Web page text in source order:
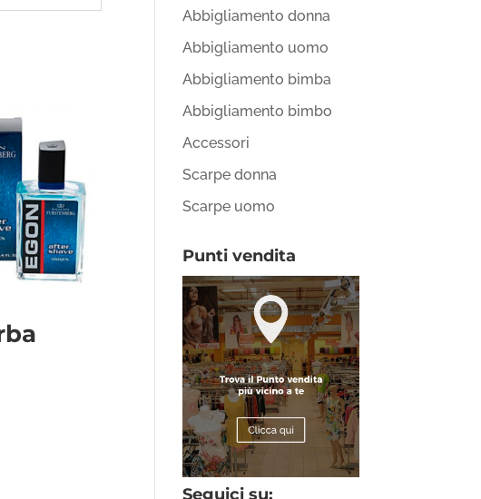
Abbigliamento donna
Abbigliamento uomo
Abbigliamento bimba
Abbigliamento bimbo
Accessori
Scarpe donna
Scarpe uomo
Punti vendita
Seguici su: